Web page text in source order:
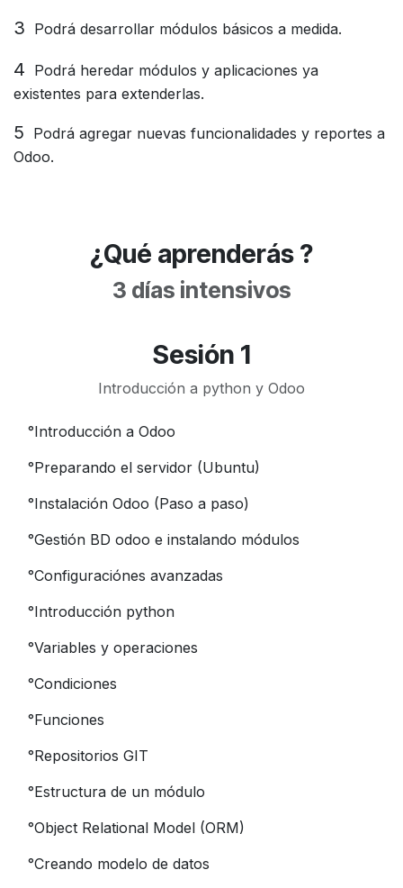
3 Podrá desarrollar módulos básicos a medida.
4 Podrá heredar módulos y aplicaciones ya
existentes para extenderlas.
5 Podrá agregar nuevas funcionalidades y reportes a
Odoo.
¿Qué aprenderás ?
3 días intensivos
Sesión 1
Introducción a python y Odoo
°Introducción a Odoo
°Preparando el servidor (Ubuntu)
°Instalación Odoo (Paso a paso)
°Gestión BD odoo e instalando módulos
°Configuraciónes avanzadas
°Introducción python
°Variables y operaciones
°Condiciones
°Funciones
°Repositorios GIT
°Estructura de un módulo
°Object Relational Model (ORM)
°Creando modelo de datos